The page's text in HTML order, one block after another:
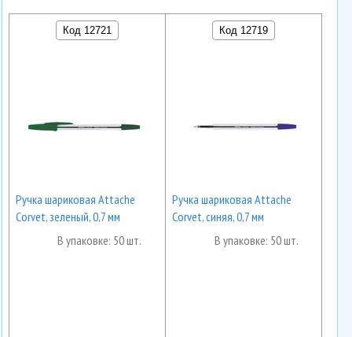
Код 12721
Ручка шариковая Attache
Corvet, зеленый, 0,7 мм
В упаковке: 50 шт.
Код 12719
Ручка шариковая Attache
Corvet, синяя, 0,7 мм
В упаковке: 50 шт.